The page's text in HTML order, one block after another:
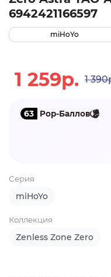
6942421166597
miHoYo
1 259р. 1
63 Pop-Баллов
Серия
miHoYo
Коллекция
Zenless Zone Zero